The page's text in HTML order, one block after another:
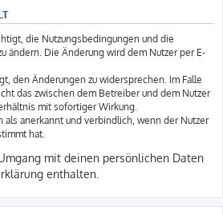
die Nutzungsbedingungen und die
ändern. Die Änderung wird dem Nutzer per E-
den Änderungen zu widersprechen. Im Falle
das zwischen dem Betreiber und dem Nutzer
mit sofortiger Wirkung.
als anerkannt und verbindlich, wenn der Nutzer
hat.
mit deinen persönlichen Daten
enthalten.